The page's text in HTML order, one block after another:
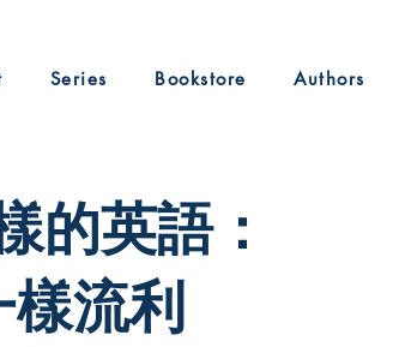
Series Bookstore Authors
的英語：
流利